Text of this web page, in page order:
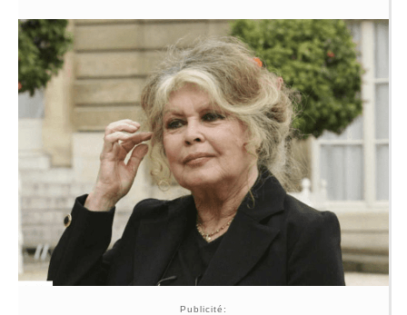
Publicité: